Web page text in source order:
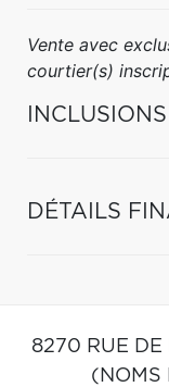
Vente avec
courtier(s)
DÉTAILS
8270 RUE DE
(NOMS